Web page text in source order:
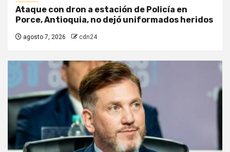
Ataque con dron a estación de Policía en
Porce, Antioquia, no dejó uniformados heridos
agosto 7, 2026 cdn24